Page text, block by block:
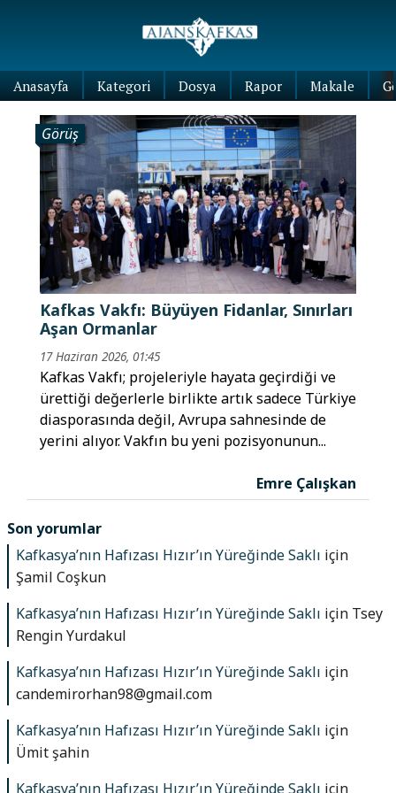
Anasayfa Kategori Dosya Rapor Makale
Görüş
Kafkas Vakfı: Büyüyen Fidanlar, Sınırları
Aşan Ormanlar
17 Haziran 2026, 01:45
Kafkas Vakfı; projeleriyle hayata geçirdiği ve
ürettiği değerlerle birlikte artık sadece Türkiye
diasporasında değil, Avrupa sahnesinde de
yerini alıyor. Vakfın bu yeni pozisyonunun...
Emre Çalışkan
Son yorumlar
Kafkasya’nın Hafızası Hızır’ın Yüreğinde Saklı için
Şamil Coşkun
Kafkasya’nın Hafızası Hızır’ın Yüreğinde Saklı için Tsey
Rengin Yurdakul
Kafkasya’nın Hafızası Hızır’ın Yüreğinde Saklı için
candemirorhan98@gmail.com
Kafkasya’nın Hafızası Hızır’ın Yüreğinde Saklı için
Ümit şahin
Kafkasya’nın Hafızası Hızır’ın Yüreğinde Saklı için